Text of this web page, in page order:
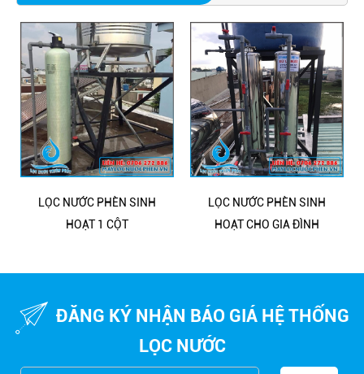
LỌC NƯỚC PHÈN SINH
HOẠT 1 CỘT
LỌC NƯỚC PHÈN SINH
HOẠT CHO GIA ĐÌNH
ĐĂNG KÝ NHẬN BÁO GIÁ HỆ THỐNG
LỌC NƯỚC